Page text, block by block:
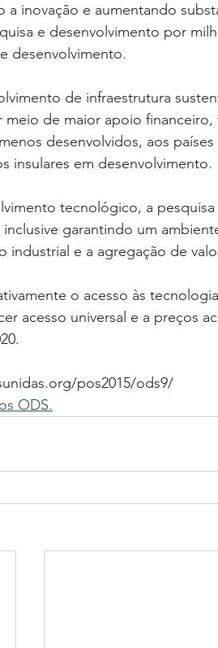
a inovação e aumentando
e desenvolvimento por
desenvolvimento.
de infraestrutura
meio de maior apoio
desenvolvidos, aos
insulares em desenvolvimento.
tecnológico, a pesquisa
garantindo um
industrial e a agregação de
o acesso às
acesso universal e a preços
pos2015/ods9/
ODS.